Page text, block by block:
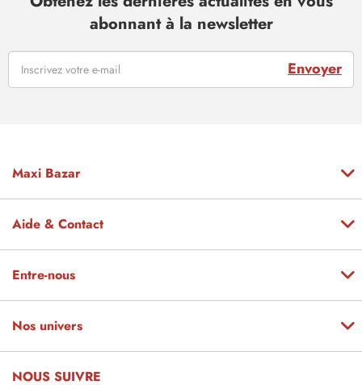
abonnant à la newsletter
Envoyer
Maxi Bazar
Aide & Contact
Entre-nous
Nos univers
NOUS SUIVRE